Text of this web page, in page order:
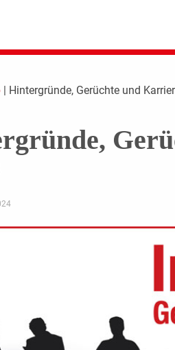
| Hintergründe, Gerüchte und